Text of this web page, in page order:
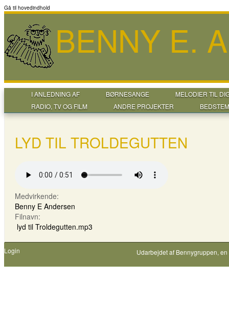
Gå til hovedindhold
BENNY E.
I ANLEDNING AF BØRNESANGE
MELODIER TIL
RADIO, TV OG FILM
ANDRE PROJEKTER
LYD TIL TROLDEGUTTEN
Medvirkende:
Benny E Andersen
Filnavn:
lyd til Troldegutten.mp3
Login Udarbejdet af Bennygruppen,